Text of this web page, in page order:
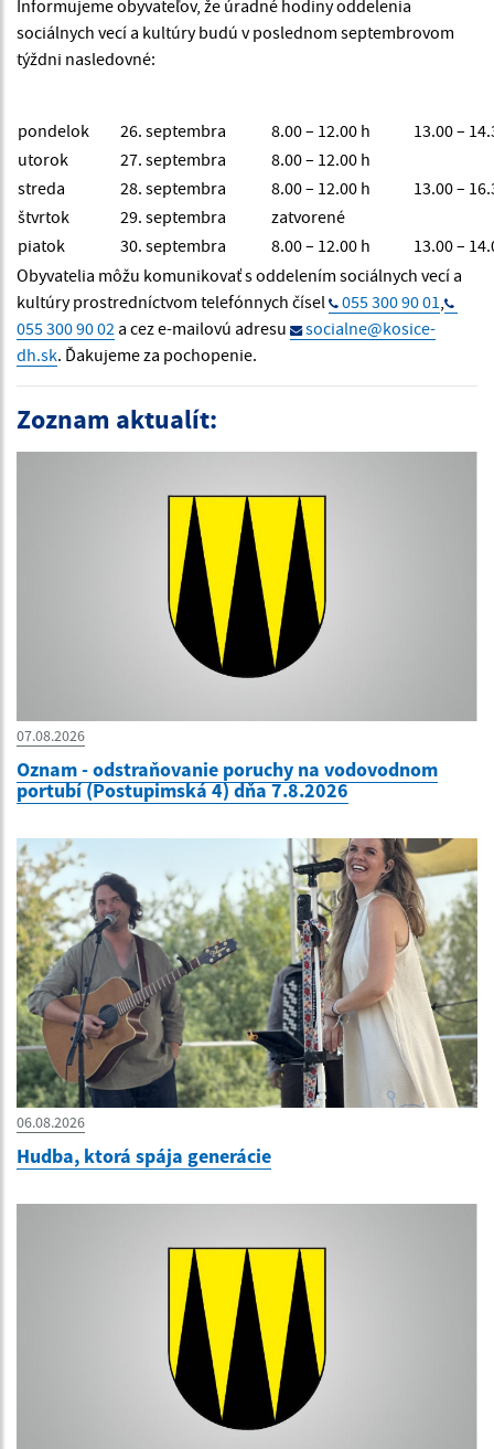
Informujeme obyvateľov, že úradné hodiny oddelenia
sociálnych vecí a kultúry budú v poslednom septembrovom
týždni nasledovné:
pondelok 26. septembra 8.00 – 12.00 h
13.00 –
utorok
27. septembra
8.00 – 12.00 h
streda
28. septembra 8.00 – 12.00 h
13.00 –
štvrtok
29. septembra
zatvorené
piatok
30. septembra 8.00 – 12.00 h
13.00 –
Obyvatelia môžu komunikovať s oddelením sociálnych vecí a
kultúry prostredníctvom telefónnych čísel
055 300 90 01,
055 300 90 02 a cez e-mailovú adresu
socialne@kosice-
dh.sk. Ďakujeme za pochopenie.
Zoznam aktualít:
07.08.2026
Oznam - odstraňovanie poruchy na vodovodnom
portubí (Postupimská 4) dňa 7.8.2026
06.08.2026
Hudba, ktorá spája generácie